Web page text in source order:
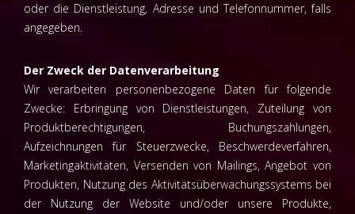
oder die Dienstleistung, Adresse und Telefonnummer, falls
angegeben.
Der Zweck der Datenverarbeitung
Wir verarbeiten personenbezogene Daten für folgende
Zwecke: Erbringung von Dienstleistungen, Zuteilung von
Produktberechtigungen, Buchungszahlungen,
Aufzeichnungen für Steuerzwecke, Beschwerdeverfahren,
Marketingaktivitäten, Versenden von Mailings, Angebot von
Produkten, Nutzung des Aktivitätsüberwachungssystems bei
der Nutzung der Website und/oder unsere Produkte,